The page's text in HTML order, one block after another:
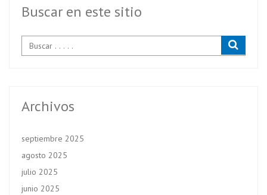
Buscar en este sitio
Archivos
septiembre 2025
agosto 2025
julio 2025
junio 2025